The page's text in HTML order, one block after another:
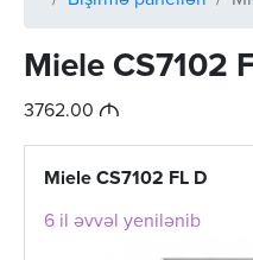
Miele CS7102
3762.00 M
Miele CS7102 FL D
6 il əvvəl yenilənib